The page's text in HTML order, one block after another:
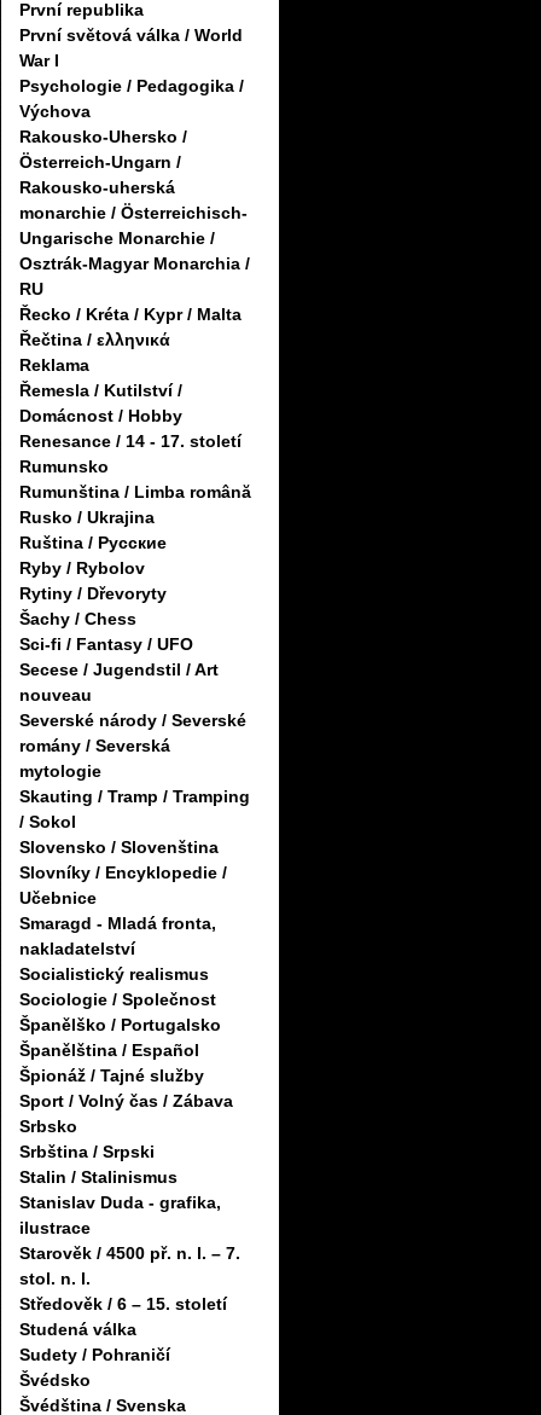
První republika
První světová válka / World
War I
Psychologie / Pedagogika /
Výchova
Rakousko-Uhersko /
Österreich-Ungarn /
Rakousko-uherská
monarchie / Österreichisch-
Ungarische Monarchie /
Osztrák-Magyar Monarchia /
RU
Řecko / Kréta / Kypr / Malta
Řečtina / ελληνικά
Reklama
Řemesla / Kutilství /
Domácnost / Hobby
Renesance / 14 - 17. století
Rumunsko
Rumunština / Limba română
Rusko / Ukrajina
Ruština / Русские
Ryby / Rybolov
Rytiny / Dřevoryty
Šachy / Chess
Sci-fi / Fantasy / UFO
Secese / Jugendstil / Art
nouveau
Severské národy / Severské
romány / Severská
mytologie
Skauting / Tramp / Tramping
/ Sokol
Slovensko / Slovenština
Slovníky / Encyklopedie /
Učebnice
Smaragd - Mladá fronta,
nakladatelství
Socialistický realismus
Sociologie / Společnost
Španělško / Portugalsko
Španělština / Español
Špionáž / Tajné služby
Sport / Volný čas / Zábava
Srbsko
Srbština / Srpski
Stalin / Stalinismus
Stanislav Duda - grafika,
ilustrace
Starověk / 4500 př. n. l. – 7.
stol. n. l.
Středověk / 6 – 15. století
Studená válka
Sudety / Pohraničí
Švédsko
Švédština / Svenska